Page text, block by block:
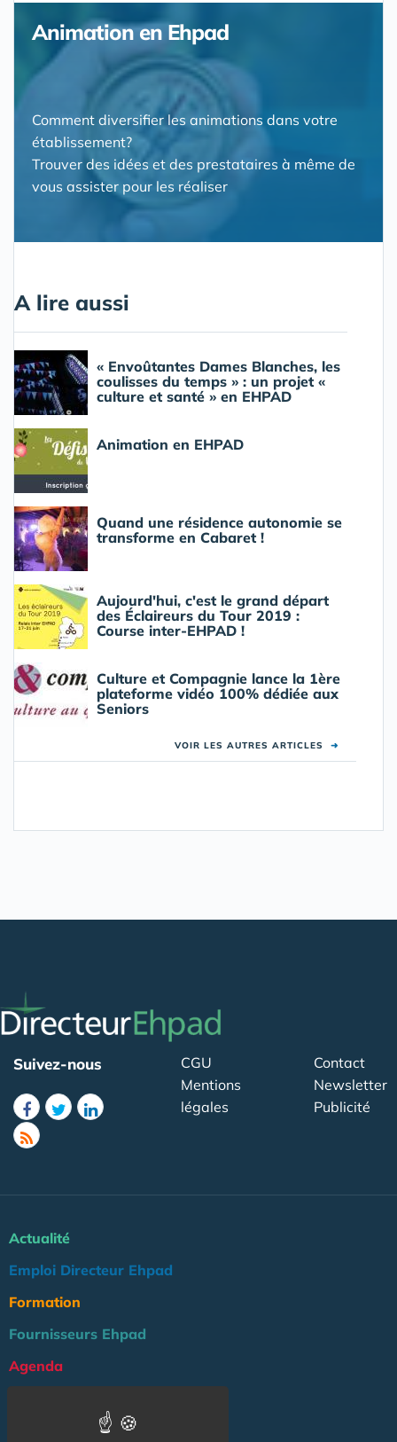
Animation en Ehpad
Comment diversifier les animations dans votre
établissement?
Trouver des idées et des prestataires à même de
vous assister pour les réaliser
A lire aussi
« Envoûtantes Dames Blanches, les
coulisses du temps » : un projet «
culture et santé » en EHPAD
Animation en EHPAD
Quand une résidence autonomie se
transforme en Cabaret !
Aujourd'hui, c'est le grand départ
des Éclaireurs du Tour 2019 :
Course inter-EHPAD !
Culture et Compagnie lance la 1ère
plateforme vidéo 100% dédiée aux
Seniors
VOIR LES AUTRES ARTICLES ➜
Suivez-nous
CGU
Mentions
légales
Contact
Newsletter
Publicité
Actualité
Emploi Directeur Ehpad
Formation
Fournisseurs Ehpad
Agenda